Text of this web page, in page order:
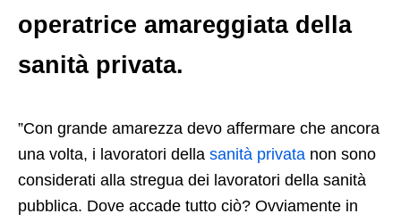
operatrice amareggiata della
sanità privata.
”Con grande amarezza devo affermare che ancora
una volta,​ i lavoratori della sanità privata non sono
considerati alla stregua dei lavoratori della sanità
pubblica. Dove accade tutto ciò? Ovviamente in